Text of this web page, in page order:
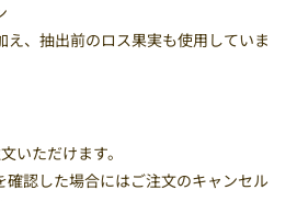
、抽出前のロス果実も使用していま
いただけます。
認した場合にはご注文のキャンセル